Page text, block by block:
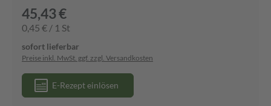
45,43 €
0,45 € / 1 St
sofort lieferbar
Preise inkl. MwSt. ggf. zzgl. Versandkosten
E-Rezept einlösen